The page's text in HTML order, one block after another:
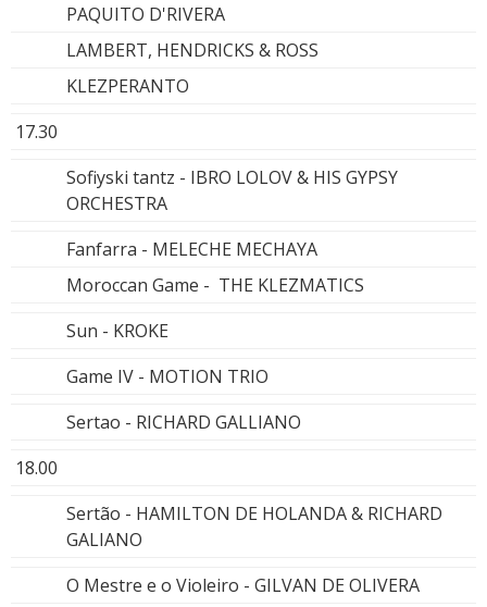
PAQUITO D'RIVERA
LAMBERT, HENDRICKS & ROSS
KLEZPERANTO
17.30
Sofiyski tantz - IBRO LOLOV & HIS GYPSY
ORCHESTRA
Fanfarra - MELECHE MECHAYA
Moroccan Game - THE KLEZMATICS
Sun - KROKE
Game IV - MOTION TRIO
Sertao - RICHARD GALLIANO
18.00
Sertão - HAMILTON DE HOLANDA & RICHARD
GALIANO
O Mestre e o Violeiro - GILVAN DE OLIVERA